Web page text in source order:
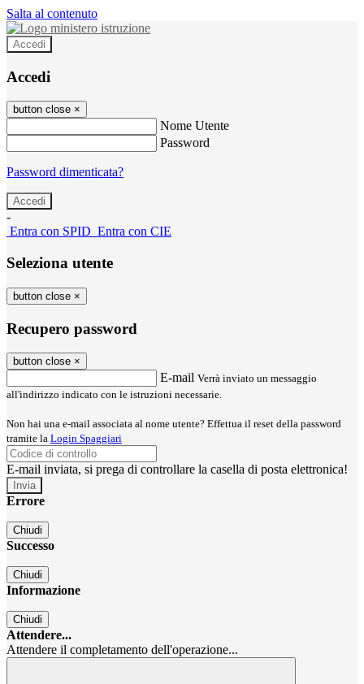
Salta al contenuto
Accedi
Accedi
button close ×
Nome Utente
Password
Password dimenticata?
-
Entra con SPID Entra con CIE
Seleziona utente
button close ×
Recupero password
button close ×
E-mail Verrà inviato un messaggio
all'indirizzo indicato con le istruzioni necessarie.
Non hai una e-mail associata al nome utente? Effettua il reset della password
tramite la Login Spaggiari
E-mail inviata, si prega di controllare la casella di posta elettronica!
Errore
Chiudi
Successo
Chiudi
Informazione
Chiudi
Attendere...
Attendere il completamento dell'operazione...